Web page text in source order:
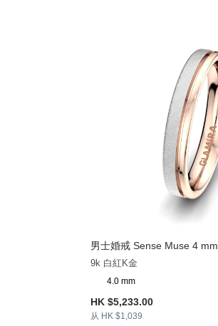
男士婚戒 Sense Muse 4 mm
9k 白紅K金
4.0 mm
HK $5,233.00
从 HK $1,039